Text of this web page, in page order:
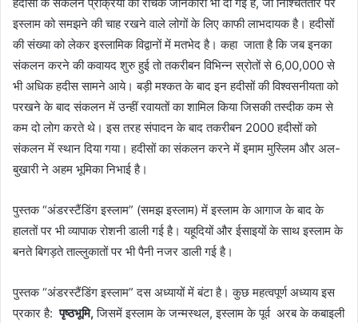
इस्लाम को समझने की चाह रखने वाले लोगों के लिए काफी लाभदायक है। हदीसों
की संख्या को लेकर इस्लामिक विद्वानों में मतभेद है। कहा जाता है कि जब इनका
संकलन करने की कवायद शुरु हुई तो तकरीबन विभिन्न स्रोतों से 6,00,000 से
भी अधिक हदीस सामने आये। बड़ी मश्कत के बाद इन हदीसों की विश्वसनीयता को
परखने के बाद संकलन में उन्हीं रवायतों का शामिल किया जिसकी तस्दीक कम से
कम दो लोग करते थे। इस तरह संपादन के बाद तकरीबन 2000 हदीसों को
संकलन में स्थान दिया गया। हदीसों का संकलन करने में इमाम मुस्लिम और अल-
बुखारी ने अहम भूमिका निभाई है।
पुस्तक “अंडरस्टैंडिंग इस्लाम” (समझ इस्लाम) में इस्लाम के आगाज के बाद के
हालतों पर भी व्यापाक रोशनी डाली गई है। यहूदियों और ईसाइयों के साथ इस्लाम के
बनते बिगड़ते ताल्लुकातों पर भी पैनी नजर डाली गई है।
पुस्तक “अंडरस्टैंडिंग इस्लाम” दस अध्यायों में बंटा है। कुछ महत्वपूर्ण अध्याय इस
प्रकार है:पृष्ठभूमि, जिसमें इस्लाम के जन्मस्थल, इस्लाम के पूर्व अरब के कबाइली